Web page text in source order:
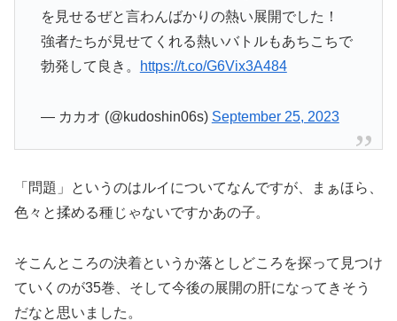
を見せるぜと言わんばかりの熱い展開でした！
強者たちが見せてくれる熱いバトルもあちこちで
勃発して良き。
https://t.co/G6Vix3A484
— カカオ (@kudoshin06s) September 25, 2023
「問題」というのはルイについてなんですが、まぁほら、
色々と揉める種じゃないですかあの子。
そこんところの決着というか落としどころを探って見つけ
ていくのが35巻、そして今後の展開の肝になってきそう
だなと思いました。